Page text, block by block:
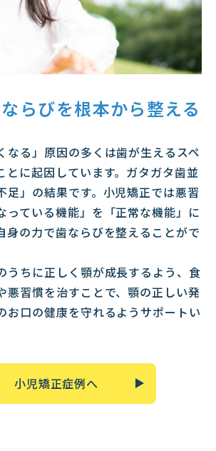
らびを根本から整える
なる」原因の多くは歯が生えるスペ
とに起因しています。ガタガタ歯並
足」の結果です。小児矯正では悪習
っている機能」を「正常な機能」に
身の力で歯ならびを整えることがで
うちに正しく顎が成長するよう、食
悪習慣を治すことで、顎の正しい発
お口の健康を守れるようサポートい
小児矯正症例へ